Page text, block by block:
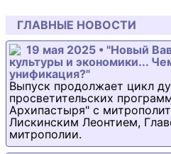
ГЛАВНЫЕ НОВОСТИ
19 мая 2025 • "Новый
культуры и экономики...
унификация?"
Выпуск продолжает цикл
просветительских
Архипастыря" с
Лискинским Леонтием,
митрополии.